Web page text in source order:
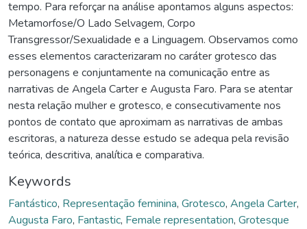
tempo. Para reforçar na análise apontamos alguns aspectos:
Metamorfose/O Lado Selvagem, Corpo
Transgressor/Sexualidade e a Linguagem. Observamos como
esses elementos caracterizaram no caráter grotesco das
personagens e conjuntamente na comunicação entre as
narrativas de Angela Carter e Augusta Faro. Para se atentar
nesta relação mulher e grotesco, e consecutivamente nos
pontos de contato que aproximam as narrativas de ambas
escritoras, a natureza desse estudo se adequa pela revisão
teórica, descritiva, analítica e comparativa.
Keywords
Fantástico, Representação feminina, Grotesco, Angela Carter,
Augusta Faro, Fantastic, Female representation, Grotesque